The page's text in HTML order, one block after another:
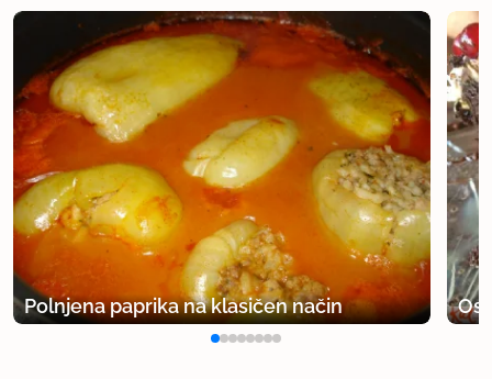
Polnjena paprika na klasičen način